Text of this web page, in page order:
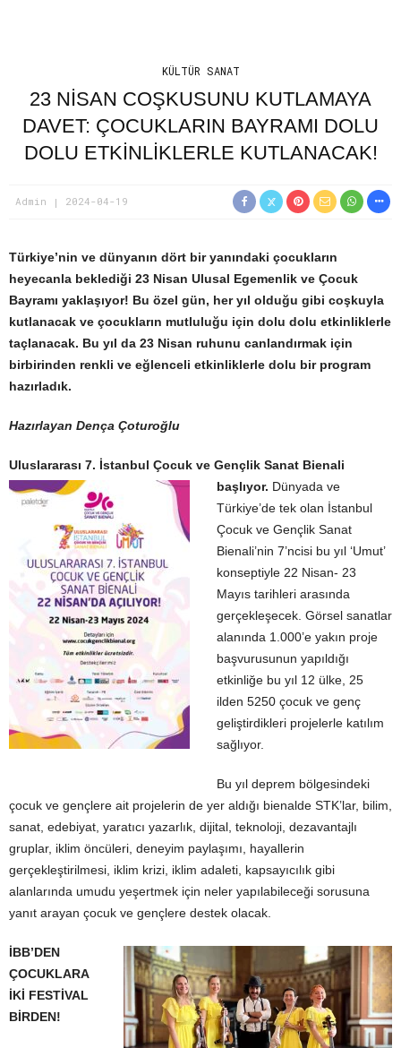
KÜLTÜR SANAT
23 NISAN COŞKUSUNU KUTLAMAYA
DAVET: ÇOCUKLARIN BAYRAMI DOLU
DOLU ETKINLIKLERLE KUTLANACAK!
Admin 2024-04-19
Türkiye’nin ve dünyanın dört bir yanındaki çocukların
heyecanla beklediği 23 Nisan Ulusal Egemenlik ve Çocuk
Bayramı yaklaşıyor! Bu özel gün, her yıl olduğu gibi coşkuyla
kutlanacak ve çocukların mutluluğu için dolu dolu etkinliklerle
taçlanacak. Bu yıl da 23 Nisan ruhunu canlandırmak için
birbirinden renkli ve eğlenceli etkinliklerle dolu bir program
hazırladık.
Hazırlayan Dença Çoturoğlu
Uluslararası 7. İstanbul Çocuk ve Gençlik Sanat Bienali
başlıyor. Dünyada ve
Türkiye’de tek olan İstanbul
Çocuk ve Gençlik Sanat
Bienali’nin 7’ncisi bu yıl ‘Umut’
konseptiyle 22 Nisan- 23
Mayıs tarihleri arasında
gerçekleşecek. Görsel sanatlar
alanında 1.000’e yakın proje
başvurusunun yapıldığı
etkinliğe bu yıl 12 ülke, 25
ilden 5250 çocuk ve genç
geliştirdikleri projelerle katılım
sağlıyor.
Bu yıl deprem bölgesindeki
çocuk ve gençlere ait projelerin de yer aldığı bienalde STK’lar, bilim,
sanat, edebiyat, yaratıcı yazarlık, dijital, teknoloji, dezavantajlı
gruplar, iklim öncüleri, deneyim paylaşımı, hayallerin
gerçekleştirilmesi, iklim krizi, iklim adaleti, kapsayıcılık gibi
alanlarında umudu yeşertmek için neler yapılabileceği sorusuna
yanıt arayan çocuk ve gençlere destek olacak.
İBB’DEN
ÇOCUKLARA
İKİ FESTİVAL
BİRDEN!